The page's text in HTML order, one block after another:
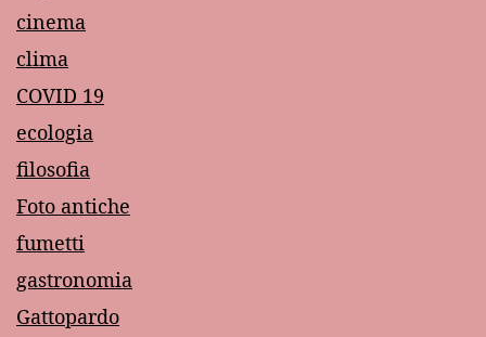
cinema
clima
COVID 19
ecologia
filosofia
Foto antiche
fumetti
gastronomia
Gattopardo